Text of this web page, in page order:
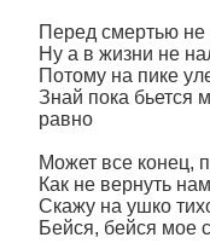
Перед смертью
Ну а в жизни не
Потому на пике
Знай пока бьется
равно
Может все конец,
Как не вернуть
Скажу на ушко
Бейся, бейся мое